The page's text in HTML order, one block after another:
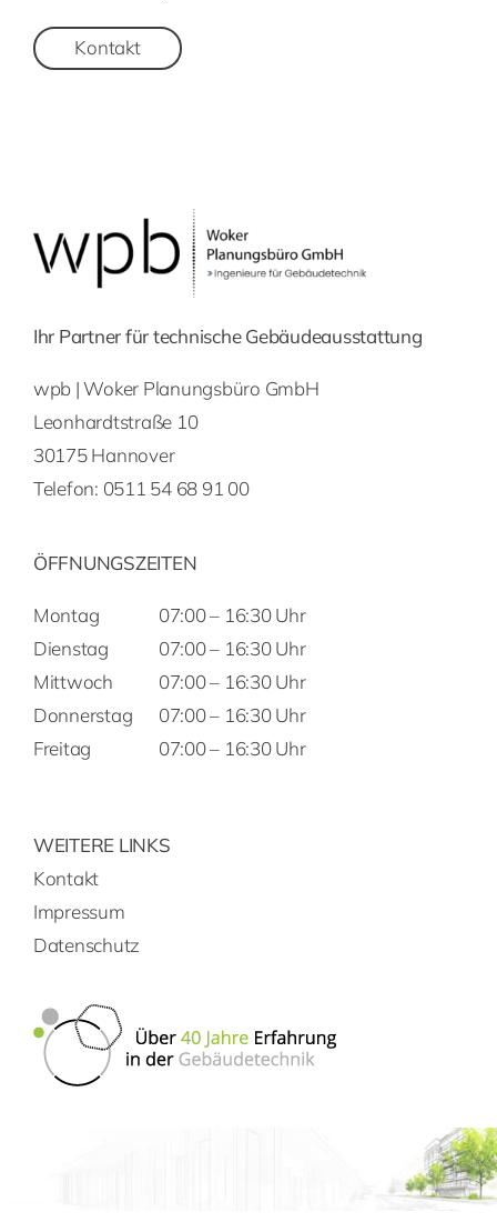
Kontakt
Ihr Partner für technische Gebäudeausstattung
wpb | Woker Planungsbüro GmbH
Leonhardtstraße 10
30175 Hannover
Telefon: 0511 54 68 91 00
ÖFFNUNGSZEITEN
Montag
Dienstag
Mittwoch
Donnerstag
Freitag
07:00 – 16:30 Uhr
07:00 – 16:30 Uhr
07:00 – 16:30 Uhr
07:00 – 16:30 Uhr
07:00 – 16:30 Uhr
WEITERE LINKS
Kontakt
Impressum
Datenschutz